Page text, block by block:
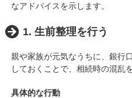
なアドバイスを示します。
1. 生前整理を行う
親や家族が元気なうちに、銀行
しておくことで、相続時の混乱
具体的な行動